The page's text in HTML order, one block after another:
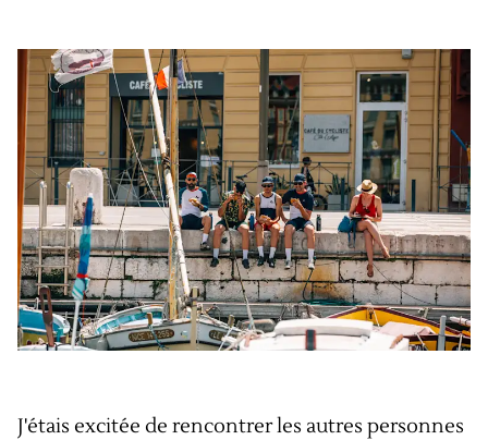
J'étais excitée de rencontrer les autres personnes